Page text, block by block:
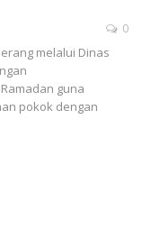
0
melalui Dinas
guna
pokok dengan